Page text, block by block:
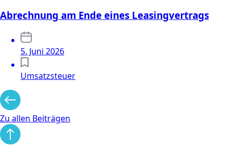
Abrechnung am Ende eines Leasingvertrags
5. Juni 2026
Umsatzsteuer
Zu allen Beiträgen